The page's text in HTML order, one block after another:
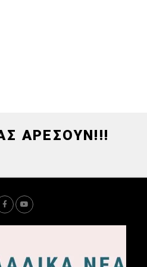
ΑΡΕΣΟΥΝ!!!